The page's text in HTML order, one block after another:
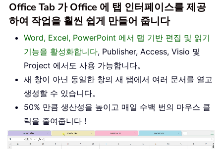
Office Tab 가 Office 에 탭 인터페이스를 제공
하여 작업을 훨씬 쉽게 만들어 줍니다
Word, Excel, PowerPoint 에서 탭 기반 편집 및 읽기
기능을 활성화합니다, Publisher, Access, Visio 및
Project 에서도 사용 가능합니다。
새 창이 아닌 동일한 창의 새 탭에서 여러 문서를 열고
생성할 수 있습니다。
50% 만큼 생산성을 높이고 매일 수백 번의 마우스 클
릭을 줄여줍니다！